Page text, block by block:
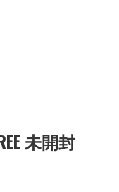
未開封